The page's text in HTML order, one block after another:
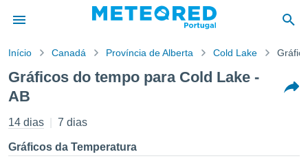
da
por
que as
Início Canadá Província de Alberta Cold Lake
Gráficos do tempo para Cold Lake -
AB
14 dias 7 dias
Gráficos da Temperatura